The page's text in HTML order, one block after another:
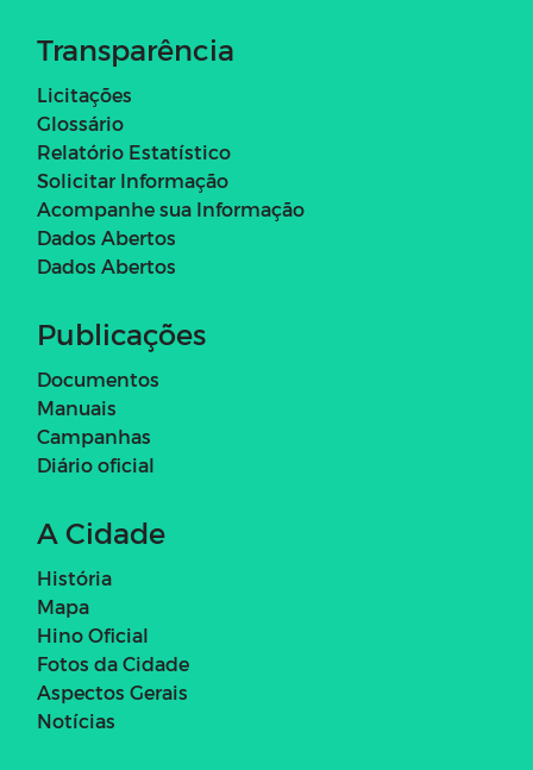
Transparência
Licitações
Glossário
Relatório Estatístico
Solicitar Informação
Acompanhe sua Informação
Dados Abertos
Dados Abertos
Publicações
Documentos
Manuais
Campanhas
Diário oficial
A Cidade
História
Mapa
Hino Oficial
Fotos da Cidade
Aspectos Gerais
Notícias